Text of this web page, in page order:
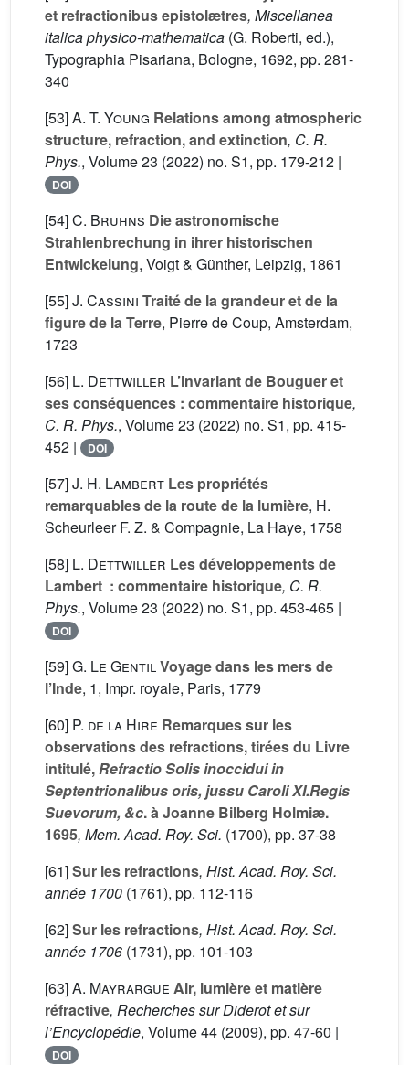
et refractionibus epistolætres, Miscellanea
italica physico-mathematica (G. Roberti, ed.),
Typographia Pisariana, Bologne, 1692, pp. 281-
340
[53]A. T. Young Relations among atmospheric
structure, refraction, and extinction, C. R.
Phys., Volume 23 (2022) no. S1, pp. 179-212 |
DOI
[54]C. Bruhns Die astronomische
Strahlenbrechung in ihrer historischen
Entwickelung, Voigt & Günther, Leipzig, 1861
[55]J. Cassini Traité de la grandeur et de la
figure de la Terre, Pierre de Coup, Amsterdam,
1723
[56] L. Dettwiller L’invariant de Bouguer et
ses conséquences : commentaire historique,
C. R. Phys., Volume 23 (2022) no. S1, pp. 415-
452 |
DOI
[57]J. H. Lambert Les propriétés
remarquables de la route de la lumière, H.
Scheurleer F. Z. & Compagnie, La Haye, 1758
[58] L. Dettwiller Les développements de
Lambert : commentaire historique, C. R.
Phys., Volume 23 (2022) no. S1, pp. 453-465 |
DOI
[59]G. Le GentilVoyage dans les mers de
l’Inde, 1, Impr. royale, Paris, 1779
[60] P. de la Hire Remarques sur les
observations des refractions, tirées du Livre
intitulé,Refractio Solis inoccidui in
Septentrionalibus oris, jussu Caroli XI.Regis
Suevorum, &c. à Joanne Bilberg Holmiæ.
1695, Mem. Acad. Roy. Sci. (1700), pp. 37-38
[61]Sur les refractions, Hist. Acad. Roy. Sci.
année 1700 (1761), pp. 112-116
[62]Sur les refractions, Hist. Acad. Roy. Sci.
année 1706 (1731), pp. 101-103
[63]A. Mayrargue Air, lumière et matière
réfractive, Recherches sur Diderot et sur
l’Encyclopédie, Volume 44 (2009), pp. 47-60 |
DOI